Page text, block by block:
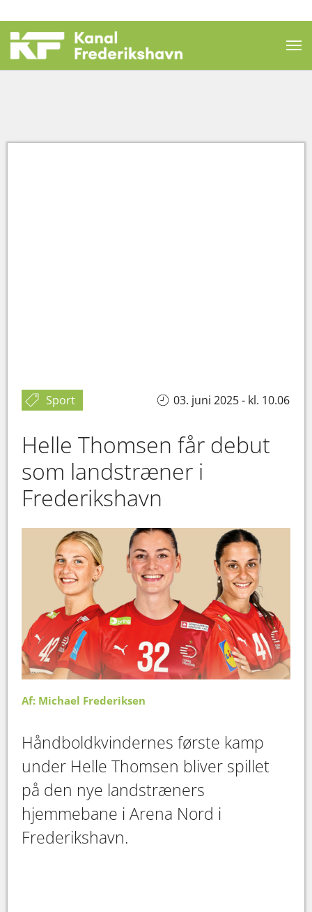
Sport 03. juni 2025 - kl. 10.06
Helle Thomsen får debut
som landstræner i
Frederikshavn
Af: Michael Frederiksen
Håndboldkvindernes første kamp
under Helle Thomsen bliver spillet
på den nye landstræners
hjemmebane i Arena Nord i
Frederikshavn.